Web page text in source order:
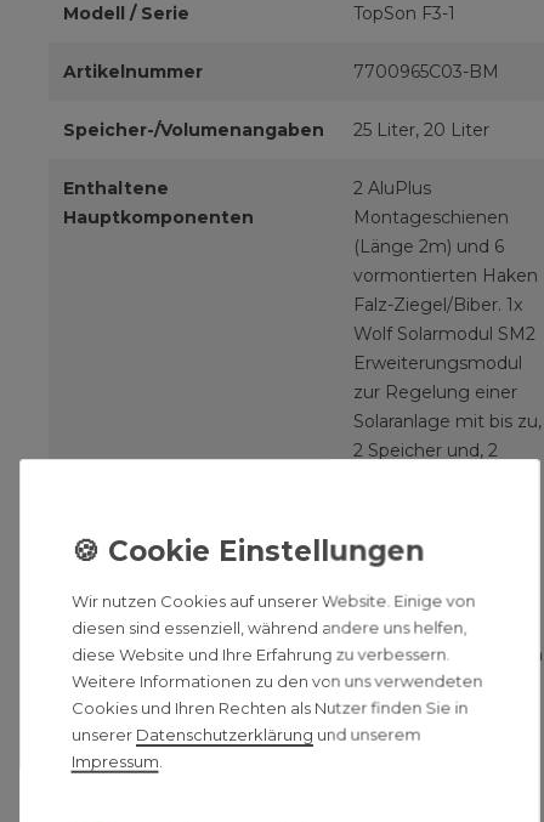
Modell / Serie TopSon F3-1
Artikelnummer 7700965C03-BM
Speicher-/Volumenangaben 25 Liter, 20 Liter
Enthaltene
Hauptkomponenten
2 AluPlus
Montageschienen
(Länge 2m) und 6
vormontierten Haken
Falz-Ziegel/Biber. 1x
Wolf Solarmodul SM2
Erweiterungsmodul
zur Regelung einer
Solaranlage mit bis zu,
2 Speicher und, 2
Kollektorfeld
Aufdachmontage
bestehend aus, 1
Spezialgussarmaturen
¾", 25 Liter
Ausdehnungsgefäß
Solar mit
Wir nutzen Cookies auf unserer Website. Einige von
diesen sind essenziell, während andere uns helfen,
diese Website und Ihre Erfahrung zu verbessern.
Weitere Informationen zu den von uns verwendeten
Cookies und Ihren Rechten als Nutzer finden Sie in
unserer Daten­schutz­erklärung und unserem
Impressum